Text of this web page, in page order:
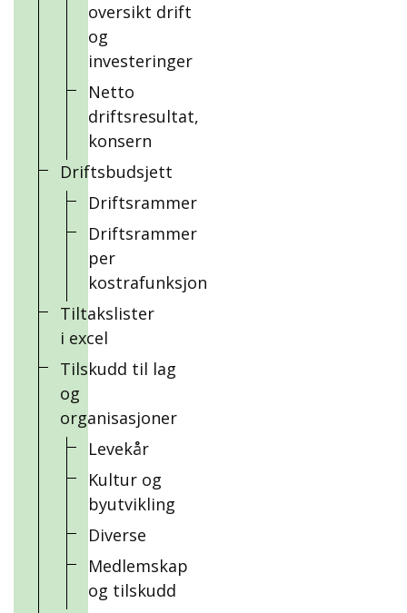
oversikt drift
og
investeringer
Netto
driftsresultat,
konsern
Driftsbudsjett
Driftsrammer
Driftsrammer
per
kostrafunksjon
Tiltakslister
i excel
Tilskudd til lag
og
organisasjoner
Levekår
Kultur og
byutvikling
Diverse
Medlemskap
og tilskudd